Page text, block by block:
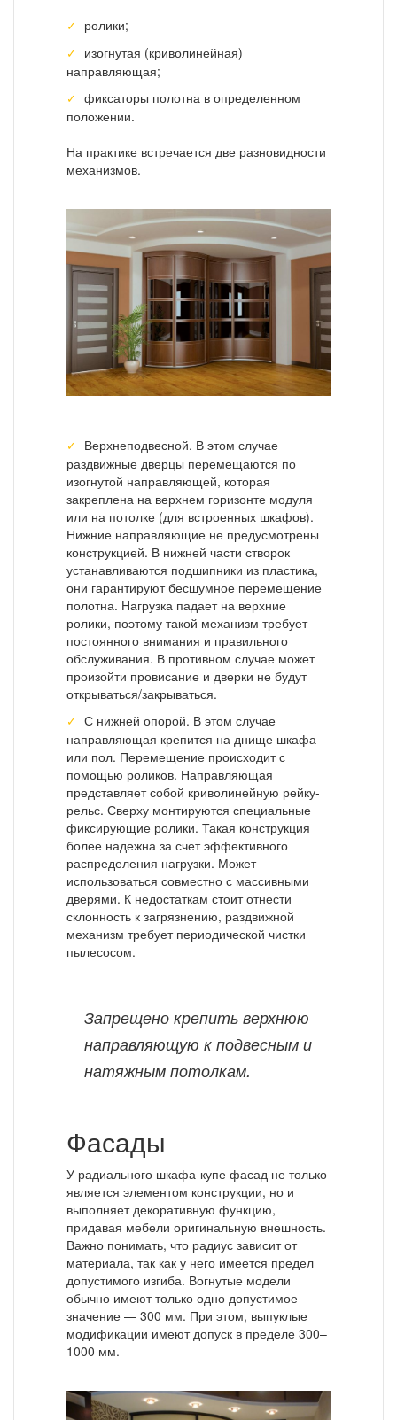
ролики;
изогнутая (криволинейная)
направляющая;
фиксаторы полотна в определенном
положении.
На практике встречается две разновидности
механизмов.
Верхнеподвесной. В этом случае
раздвижные дверцы перемещаются по
изогнутой направляющей, которая
закреплена на верхнем горизонте модуля
или на потолке (для встроенных шкафов).
Нижние направляющие не предусмотрены
конструкцией. В нижней части створок
устанавливаются подшипники из пластика,
они гарантируют бесшумное перемещение
полотна. Нагрузка падает на верхние
ролики, поэтому такой механизм требует
постоянного внимания и правильного
обслуживания. В противном случае может
произойти провисание и дверки не будут
открываться/закрываться.
С нижней опорой. В этом случае
направляющая крепится на днище шкафа
или пол. Перемещение происходит с
помощью роликов. Направляющая
представляет собой криволинейную рейку-
рельс. Сверху монтируются специальные
фиксирующие ролики. Такая конструкция
более надежна за счет эффективного
распределения нагрузки. Может
использоваться совместно с массивными
дверями. К недостаткам стоит отнести
склонность к загрязнению, раздвижной
механизм требует периодической чистки
пылесосом.
Запрещено крепить верхнюю
направляющую к подвесным и
натяжным потолкам.
Фасады
У радиального шкафа-купе фасад не только
является элементом конструкции, но и
выполняет декоративную функцию,
придавая мебели оригинальную внешность.
Важно понимать, что радиус зависит от
материала, так как у него имеется предел
допустимого изгиба. Вогнутые модели
обычно имеют только одно допустимое
значение — 300 мм. При этом, выпуклые
модификации имеют допуск в пределе 300–
1000 мм.